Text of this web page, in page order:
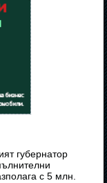
губернатор
с 5 млн.